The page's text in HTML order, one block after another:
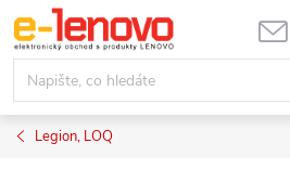
Přejít
na
obsah
Legion, LOQ